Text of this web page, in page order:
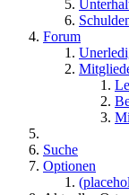
Forum
Suche
Optionen